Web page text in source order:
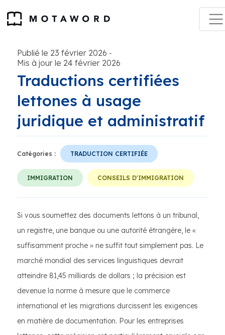
Publié le 23 février 2026 -
Mis à jour le 24 février 2026
Traductions certifiées
lettones à usage
juridique et administratif
Catégories : TRADUCTION CERTIFIÉE
IMMIGRATION CONSEILS D'IMMIGRATION
Si vous soumettez des documents lettons à un tribunal,
un registre, une banque ou une autorité étrangère, le «
suffisamment proche » ne suffit tout simplement pas. Le
marché mondial des services linguistiques devrait
atteindre 81,45 milliards de dollars ; la précision est
devenue la norme à mesure que le commerce
international et les migrations durcissent les exigences
en matière de documentation. Pour les entreprises